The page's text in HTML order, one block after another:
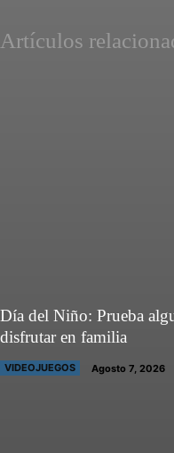
Artículos
Día del Niño: Prueba
disfrutar en familia
VIDEOJUEGOS Agosto 7, 2026